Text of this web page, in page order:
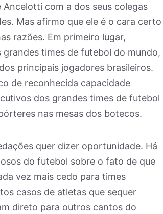
com a dos seus colegas
Mas afirmo que ele é o cara certo
razões. Em primeiro lugar,
times de futebol do mundo,
principais jogadores brasileiros.
de reconhecida capacidade
dos grandes times de futebol
nas mesas dos botecos.
quer dizer oportunidade. Há
do futebol sobre o fato de que
vez mais cedo para times
casos de atletas que sequer
direto para outros cantos do